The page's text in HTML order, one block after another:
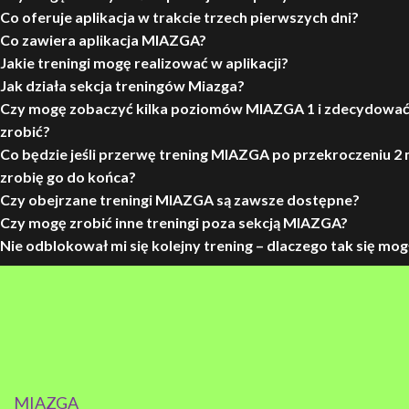
Co oferuje aplikacja w trakcie trzech pierwszych dni?
Co zawiera aplikacja MIAZGA?
Jakie treningi mogę realizować w aplikacji?
Jak działa sekcja treningów Miazga?
Czy mogę zobaczyć kilka poziomów MIAZGA 1 i
zrobić?
Co będzie jeśli przerwę trening MIAZGA po przekroczeniu 2
zrobię go do końca?
Czy obejrzane treningi MIAZGA są zawsze dostępne?
Czy mogę zrobić inne treningi poza sekcją MIAZGA?
Nie odblokował mi się kolejny trening – dlaczego tak się
MIAZGA